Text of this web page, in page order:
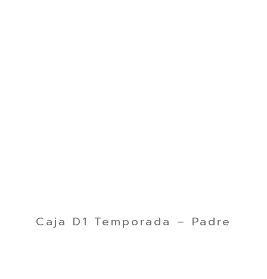
Caja D1 Temporada – Padre